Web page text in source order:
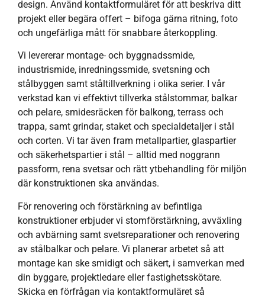
design. Använd kontaktformuläret för att beskriva ditt
projekt eller begära offert – bifoga gärna ritning, foto
och ungefärliga mått för snabbare återkoppling.
Vi levererar montage- och byggnadssmide,
industrismide, inredningssmide, svetsning och
stålbyggen samt ståltillverkning i olika serier. I vår
verkstad kan vi effektivt tillverka stålstommar, balkar
och pelare, smidesräcken för balkong, terrass och
trappa, samt grindar, staket och specialdetaljer i stål
och corten. Vi tar även fram metallpartier, glaspartier
och säkerhetspartier i stål – alltid med noggrann
passform, rena svetsar och rätt ytbehandling för miljön
där konstruktionen ska användas.
För renovering och förstärkning av befintliga
konstruktioner erbjuder vi stomförstärkning, avväxling
och avbärning samt svetsreparationer och renovering
av stålbalkar och pelare. Vi planerar arbetet så att
montage kan ske smidigt och säkert, i samverkan med
din byggare, projektledare eller fastighetsskötare.
Skicka en förfrågan via kontaktformuläret så